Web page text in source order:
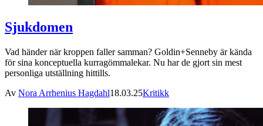
Sjukdomen
Vad händer när kroppen faller samman? Goldin+Senneby är kända
för sina konceptuella kurragömmalekar. Nu har de gjort sin mest
personliga utställning hittills.
Av Nora Arrhenius Hagdahl18.03.25Kritikk